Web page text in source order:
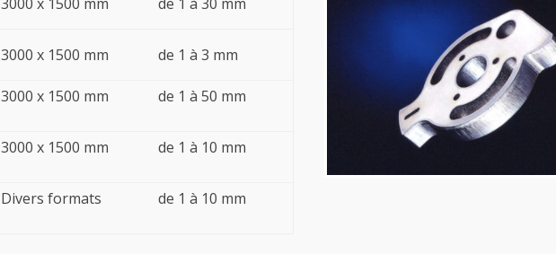
3000 x 1500 mm de 1 à 3 mm
3000 x 1500 mm de 1 à 50 mm
3000 x 1500 mm de 1 à 10 mm
Divers formats de 1 à 10 mm